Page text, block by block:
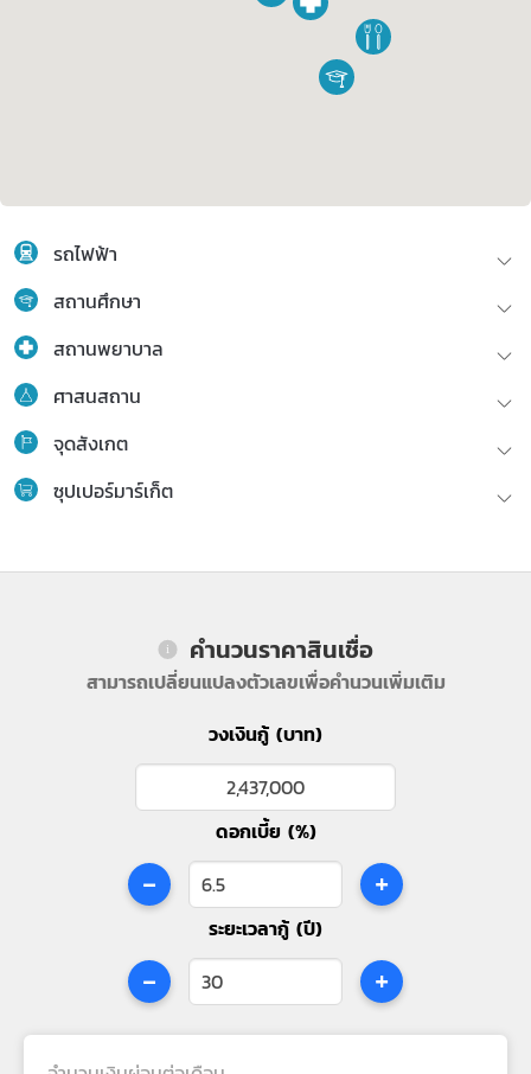
รถไฟฟ้า
สถานศึกษา
สถานพยาบาล
ศาสนสถาน
จุดสังเกต
ซุปเปอร์มาร์เก็ต
คำนวนราคาสินเชื่อ
สามารถเปลี่ยนแปลงตัวเลขเพื่อคำนวนเพิ่มเติม
วงเงินกู้ (บาท)
ดอกเบี้ย (%)
- +
ระยะเวลากู้ (ปี)
- +